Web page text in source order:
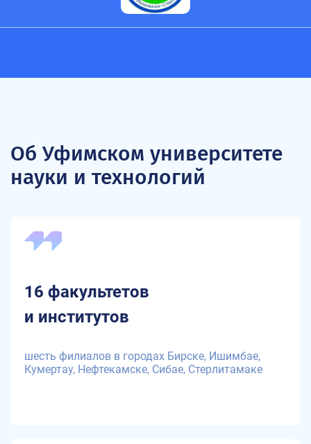
Об Уфимском университете
науки и технологий
16 факультетов
и институтов
шесть филиалов в городах Бирске, Ишимбае,
Кумертау, Нефтекамске, Сибае, Стерлитамаке